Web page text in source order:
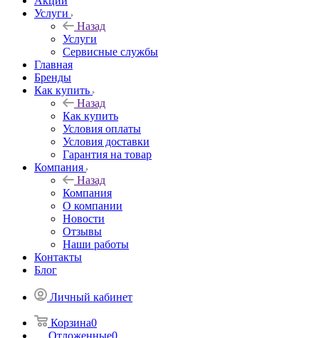
Услуги
Назад
Услуги
Сервисные службы
Главная
Бренды
Как купить
Назад
Как купить
Условия оплаты
Условия доставки
Гарантия на товар
Компания
Назад
Компания
О компании
Новости
Отзывы
Наши работы
Контакты
Блог
Личный кабинет
Корзина0
Отложенные0